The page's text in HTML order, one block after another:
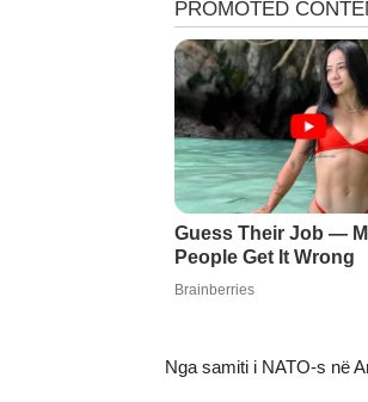
Nga samiti i NATO-s në